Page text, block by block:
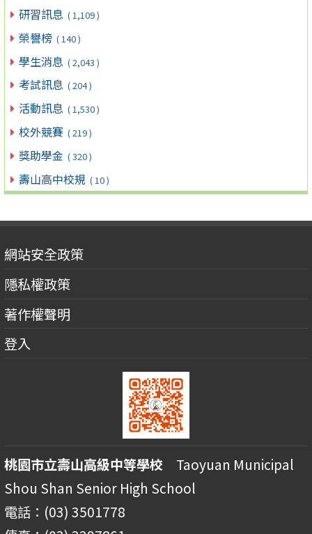
研習訊息 ( 1,109 )
榮譽榜 ( 140 )
學生消息 ( 2,043 )
考試訊息 ( 204 )
活動訊息 ( 1,530 )
校外競賽 ( 219 )
獎助學金 ( 320 )
壽山高中校規 ( 10 )
網站安全政策
隱私權政策
著作權聲明
登入
桃園市立壽山高級中等學校 Taoyuan Municipal
Shou Shan Senior High School
電話：(03) 3501778